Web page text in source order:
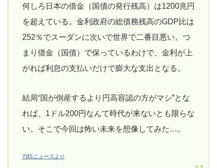
何しろ日本の借金（国債の発行残高）は1200兆円
を超えている。金利政府の総債務残高のGDP比は
252％でスーダンに次いで世界で二番目悪い。つ
まり借金（国債）で保っているわけで、金利が上
がれば利息の支払いだけで膨大な支出となる。
結局“国が倒産するより円高容認の方がマシ”とな
れば、1ドル200円なんて時代が来ないとも限らな
い。そこで今回は怖い未来を想像してみた…。
TBSニュースより